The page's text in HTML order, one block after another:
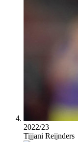
2022/23
Tijjani Reijnders